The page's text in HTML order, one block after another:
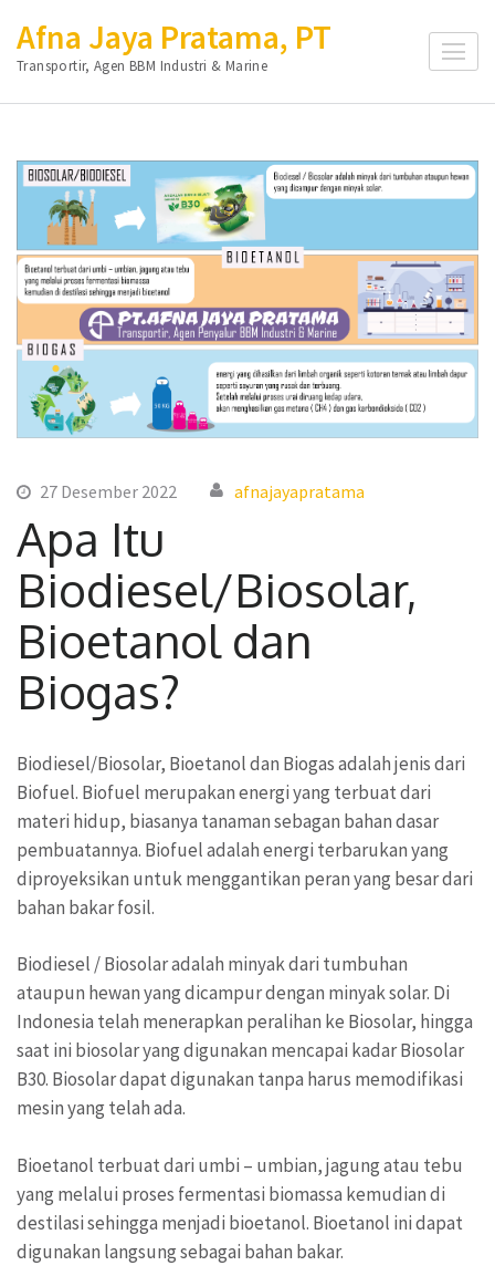
ke
konten
(Tekan
Afna Jaya Pratama, PT
Transportir, Agen BBM Industri & Marine
27 Desember 2022 afnajayapratama
Apa Itu
Biodiesel/Biosolar,
Bioetanol dan
Biogas?
Biodiesel/Biosolar, Bioetanol dan Biogas adalah jenis dari
Biofuel. Biofuel merupakan energi yang terbuat dari
materi hidup, biasanya tanaman sebagan bahan dasar
pembuatannya. Biofuel adalah energi terbarukan yang
diproyeksikan untuk menggantikan peran yang besar dari
bahan bakar fosil.
Biodiesel / Biosolar adalah minyak dari tumbuhan
ataupun hewan yang dicampur dengan minyak solar. Di
Indonesia telah menerapkan peralihan ke Biosolar, hingga
saat ini biosolar yang digunakan mencapai kadar Biosolar
B30. Biosolar dapat digunakan tanpa harus memodifikasi
mesin yang telah ada.
Bioetanol terbuat dari umbi – umbian, jagung atau tebu
yang melalui proses fermentasi biomassa kemudian di
destilasi sehingga menjadi bioetanol. Bioetanol ini dapat
digunakan langsung sebagai bahan bakar.